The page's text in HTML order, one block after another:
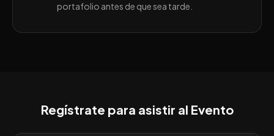
portafolio antes de que sea tarde.
Regístrate para asistir al Evento